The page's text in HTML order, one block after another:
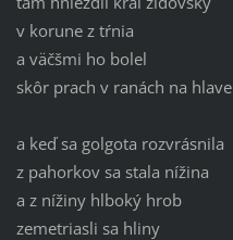
v korune z tŕnia
a väčšmi ho bolel
skôr prach v ranách na hlave
a keď sa golgota rozvrásnila
z pahorkov sa stala nížina
a z nížiny hlboký hrob
zemetriasli sa hliny